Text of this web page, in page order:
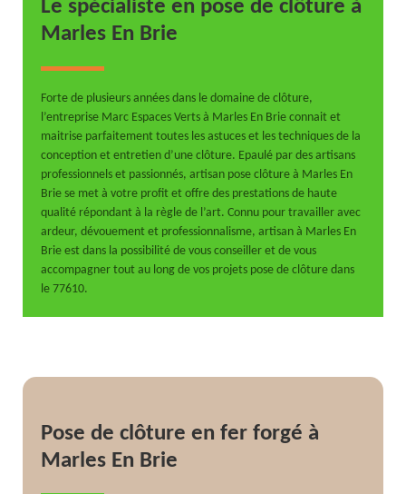
Le spécialiste en pose de clôture à
Marles En Brie
Forte de plusieurs années dans le domaine de clôture,
l’entreprise Marc Espaces Verts à Marles En Brie connait et
maitrise parfaitement toutes les astuces et les techniques de la
conception et entretien d’une clôture. Epaulé par des artisans
professionnels et passionnés, artisan pose clôture à Marles En
Brie se met à votre profit et offre des prestations de haute
qualité répondant à la règle de l’art. Connu pour travailler avec
ardeur, dévouement et professionnalisme, artisan à Marles En
Brie est dans la possibilité de vous conseiller et de vous
accompagner tout au long de vos projets pose de clôture dans
le 77610.
Pose de clôture en fer forgé à
Marles En Brie